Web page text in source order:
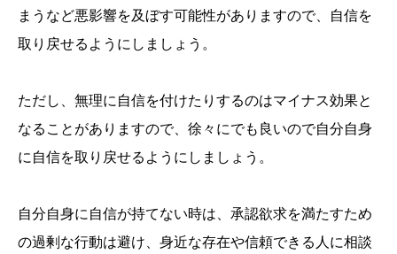
まうなど悪影響を及ぼす可能性がありますので、自信を
取り戻せるようにしましょう。
ただし、無理に自信を付けたりするのはマイナス効果と
なることがありますので、徐々にでも良いので自分自身
に自信を取り戻せるようにしましょう。
自分自身に自信が持てない時は、承認欲求を満たすため
の過剰な行動は避け、身近な存在や信頼できる人に相談